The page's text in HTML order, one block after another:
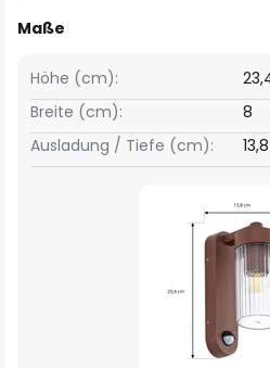
Maße
Breite (cm): 8
Höhe (cm):
Ausladung / Tiefe (cm): 13,8